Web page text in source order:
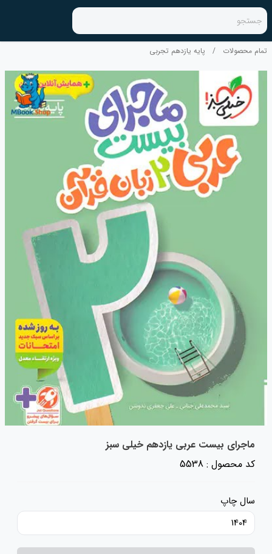
جستجو
تمام محصولات / پایه یازدهم تجربی
ماجرای بیست عربی یازدهم خیلی سبز
کد محصول : 5538
سال چاپ
1404